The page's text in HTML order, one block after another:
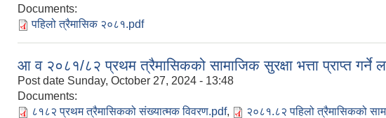
Documents:
पहिलो त्रैमासिक २०८१.pdf
आ व २०८१/८२ प्रथम त्रैमासिकको सामाजिक सुरक्षा भत्ता प्राप्त गर्ने
Post date Sunday, October 27, 2024 - 13:48
Documents:
८१८२ प्रथम त्रैमासिकको संख्यात्मक विवरण.pdf, २०८१.८२ पहिलो त्रैमासिकको